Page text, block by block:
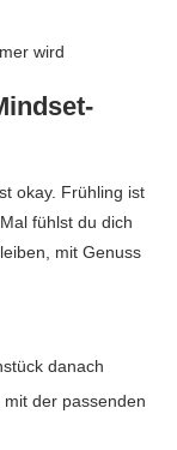
wird
okay. Frühling ist
fühlst du dich
mit Genuss
danach
der passenden